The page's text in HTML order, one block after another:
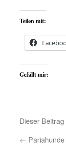
Teilen mit:
Gefällt mir:
Dieser
←